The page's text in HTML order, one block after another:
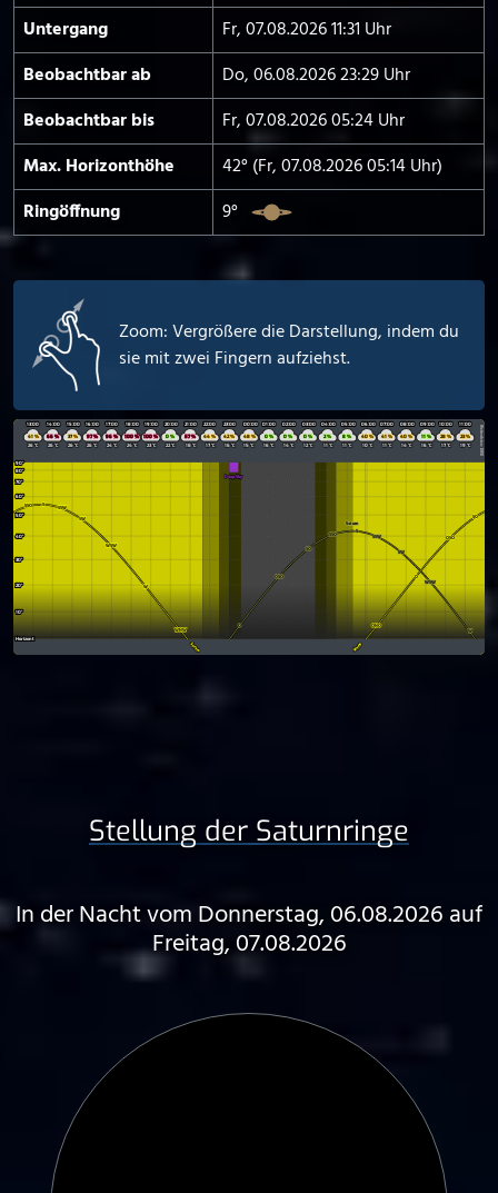
Untergang
Fr, 07.08.2026 11:31 Uhr
Beobachtbar ab
Do, 06.08.2026 23:29 Uhr
Beobachtbar bis
Fr, 07.08.2026 05:24 Uhr
Max. Horizont­höhe
42° (Fr, 07.08.2026 05:14 Uhr)
Ringöffnung
9°
Zoom: Vergrößere die Darstellung, indem du
sie mit zwei Fingern aufziehst.
Stellung der Saturnringe
In der Nacht vom Donnerstag, 06.08.2026 auf
Freitag, 07.08.2026